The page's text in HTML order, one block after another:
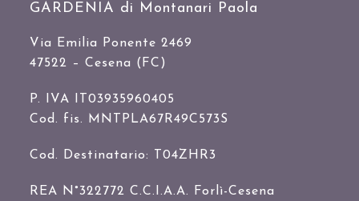
GARDENIA di Montanari Paola
Via Emilia Ponente 2469
47522 – Cesena (FC)
P. IVA IT03935960405
Cod. fis. MNTPLA67R49C573S
Cod. Destinatario: T04ZHR3
REA N°322772 C.C.I.A.A. Forlì-Cesena